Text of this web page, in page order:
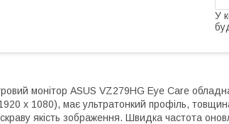
У
монітор ASUS VZ279HG Eye Care
x 1080), має ультратонкий профіль,
якість зображення. Швидка частота